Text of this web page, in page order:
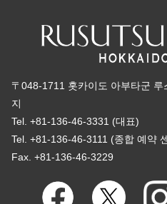
〒048-1711 홋카이도 아부타군
지
Tel. +81-136-46-3331 (대표)
Tel. +81-136-46-3111 (종합 예약
Fax. +81-136-46-3229